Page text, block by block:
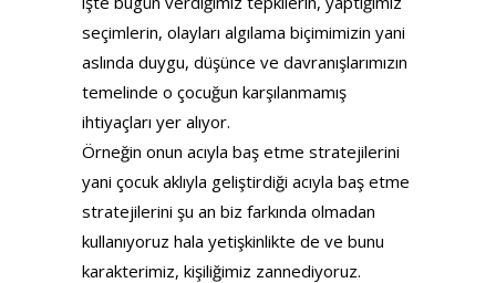
seçimlerin, olayları algılama biçimimizin yani
aslında duygu, düşünce ve davranışlarımızın
temelinde o çocuğun karşılanmamış
ihtiyaçları yer alıyor.
Örneğin onun acıyla baş etme stratejilerini
yani çocuk aklıyla geliştirdiği acıyla baş etme
stratejilerini şu an biz farkında olmadan
kullanıyoruz hala yetişkinlikte de ve bunu
karakterimiz, kişiliğimiz zannediyoruz.